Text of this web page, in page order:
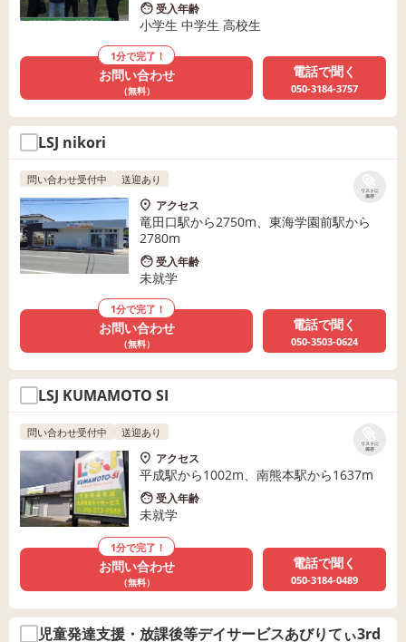
受入年齢
小学生 中学生 高校生
1分で完了！
お問い合わせ
（無料）
電話で聞く
050-3184-3757
LSJ nikori
リストに
保存
問い合わせ受付中 送迎あり
アクセス
竜田口駅から2750m、東海学園前駅から
2780m
受入年齢
未就学
1分で完了！
お問い合わせ
（無料）
電話で聞く
050-3503-0624
LSJ KUMAMOTO SI
リストに
保存
問い合わせ受付中 送迎あり
アクセス
平成駅から1002m、南熊本駅から1637m
受入年齢
未就学
1分で完了！
お問い合わせ
（無料）
電話で聞く
050-3184-0489
児童発達支援・放課後等デイサービスあびりてぃ3rd